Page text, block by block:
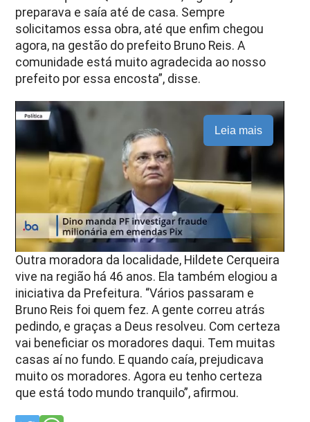
preparava e saía até de casa. Sempre
solicitamos essa obra, até que enfim chegou
agora, na gestão do prefeito Bruno Reis. A
comunidade está muito agradecida ao nosso
prefeito por essa encosta”, disse.
Leia mais
Outra moradora da localidade, Hildete Cerqueira
vive na região há 46 anos. Ela também elogiou a
iniciativa da Prefeitura. “Vários passaram e
Bruno Reis foi quem fez. A gente correu atrás
pedindo, e graças a Deus resolveu. Com certeza
vai beneficiar os moradores daqui. Tem muitas
casas aí no fundo. E quando caía, prejudicava
muito os moradores. Agora eu tenho certeza
que está todo mundo tranquilo”, afirmou.